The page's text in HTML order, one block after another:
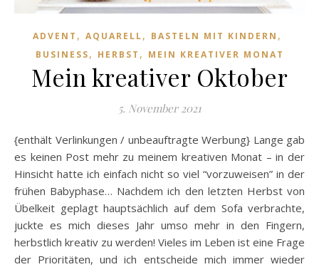
ADVENT , AQUARELL, BASTELN MIT KINDERN ,
BUSINESS, HERBST , MEIN KREATIVER MONAT
Mein kreativer Oktober
5. November 2021
{enthält Verlinkungen / unbeauftragte Werbung} Lange gab
es keinen Post mehr zu meinem kreativen Monat – in der
Hinsicht hatte ich einfach nicht so viel “vorzuweisen” in der
frühen Babyphase… Nachdem ich den letzten Herbst von
Übelkeit geplagt hauptsächlich auf dem Sofa verbrachte,
juckte es mich dieses Jahr umso mehr in den Fingern,
herbstlich kreativ zu werden! Vieles im Leben ist eine Frage
der Prioritäten, und ich entscheide mich immer wieder